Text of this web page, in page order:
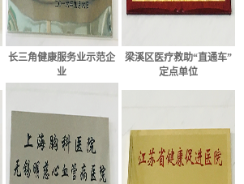
长三角健康服务业示范企
业
梁溪区医疗救助“直通车”
定点单位